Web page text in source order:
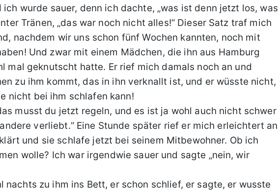
wurde sauer, denn ich dachte, „was ist denn jetzt los, was
Tränen, „das war noch nicht alles!“ Dieser Satz traf mich
nachdem wir uns schon fünf Wochen kannten, noch mit
Und zwar mit einem Mädchen, die ihn aus Hamburg
mal geknutscht hatte. Er rief mich damals noch an und
zu ihm kommt, das in ihn verknallt ist, und er wüsste nicht,
nicht bei ihm schlafen kann!
musst du jetzt regeln, und es ist ja wohl auch nicht schwer
verliebt.“ Eine Stunde später rief er mich erleichtert an
und sie schlafe jetzt bei seinem Mitbewohner. Ob ich
wolle? Ich war irgendwie sauer und sagte „nein, wir
nachts zu ihm ins Bett, er schon schlief, er sagte, er wusste